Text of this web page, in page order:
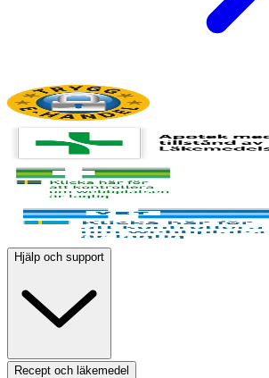
Hjälp och support
Recept och läkemedel